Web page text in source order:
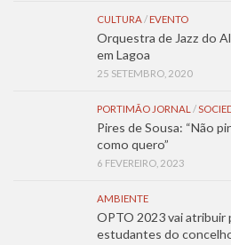
CULTURA/ EVENTO
Orquestra de Jazz do
em Lagoa
25 SETEMBRO, 2020
PORTIMÃO JORNAL /
Pires de Sousa: “Não
como quero”
6 FEVEREIRO, 2023
AMBIENTE
OPTO 2023 vai atribuir
estudantes do